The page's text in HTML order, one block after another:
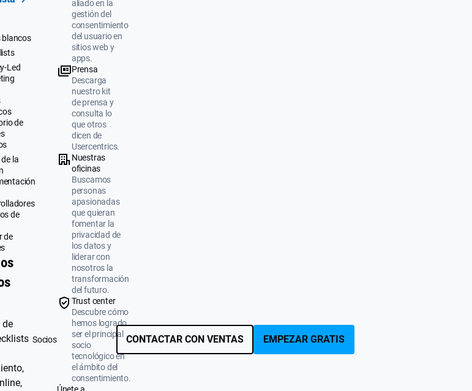
blancos
Led
de
la
de
de
Socios
aliado en la
gestión del
consentimiento
del usuario en
sitios web y
apps.
Prensa
Descarga
nuestro kit
de prensa y
consulta lo
que otros
dicen de
Usercentrics.
Nuestras
oficinas
Buscamos
personas
apasionadas
que quieran
fomentar la
privacidad de
los datos y
liderar con
nosotros la
transformación
del futuro.
Trust center
Descubre cómo
hemos logrado
ser el principal
socio
tecnológico en
el ámbito del
consentimiento.
CONTACTAR CON VENTAS EMPEZAR GRATIS